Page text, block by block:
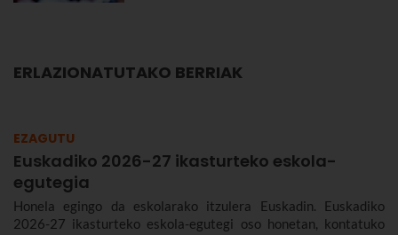
ERLAZIONATUTAKO BERRIAK
EZAGUTU
Euskadiko 2026-27 ikasturteko eskola-
egutegia
Honela egingo da eskolarako itzulera Euskadin. Euskadiko
2026-27 ikasturteko eskola-egutegi oso honetan, kontatuko